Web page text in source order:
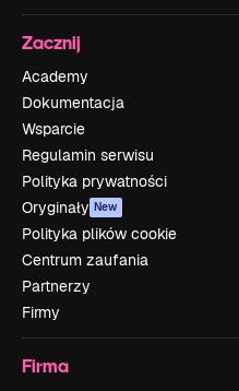
Zacznij
Academy
Dokumentacja
Wsparcie
Regulamin serwisu
Polityka prywatności
Oryginały New
Polityka plików cookie
Centrum zaufania
Partnerzy
Firmy
Firma